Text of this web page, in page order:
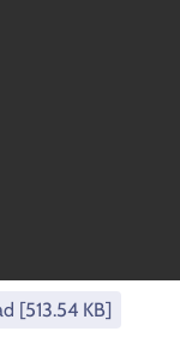
[513.54 KB]